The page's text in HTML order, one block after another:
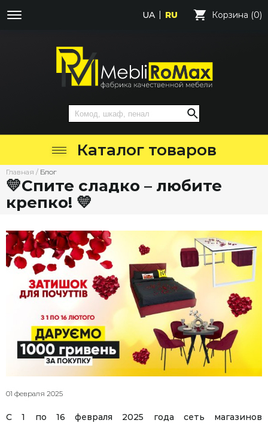
UA RU Корзина (0)
Каталог товаров
Главная / Блог
💛Спите сладко – любите
крепко! 💛
01 февраля 2025
С 1 по 16 февраля 2025 года сеть магазинов